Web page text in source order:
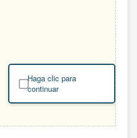
Haga clic para
continuar